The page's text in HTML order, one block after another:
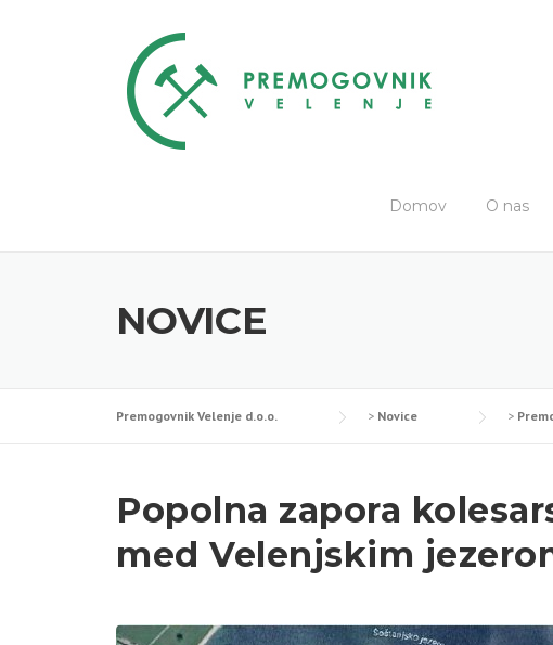
Domov O nas
NOVICE
Premogovnik Velenje d.o.o. > Novice >
Popolna zapora
med Velenjskim